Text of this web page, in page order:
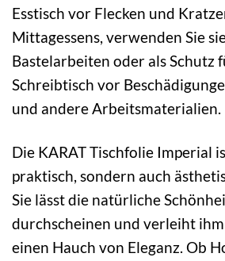
Esstisch vor Flecken und
Mittagessens, verwenden Sie
Bastelarbeiten oder als Schutz
Schreibtisch vor
und andere Arbeitsmaterialien.
Die KARAT Tischfolie Imperial
praktisch, sondern auch
Sie lässt die natürliche
durchscheinen und verleiht
einen Hauch von Eleganz. Ob